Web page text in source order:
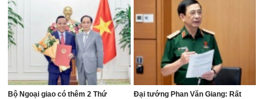
Bộ Ngoại giao có thêm 2 Thứ
Đại tướng Phan Văn Giang: Rất